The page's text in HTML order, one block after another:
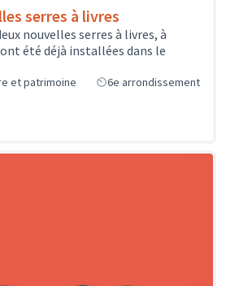
serres à livres
nouvelles serres à livres, à
été déjà installées dans le
et patrimoine
6e arrondissement